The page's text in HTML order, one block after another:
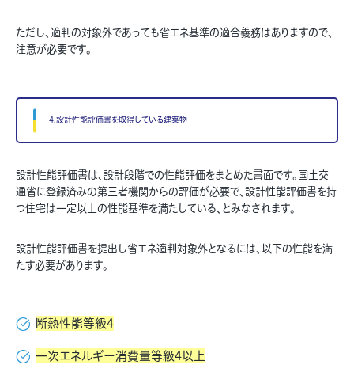
ただし、適判の対象外であっても省エネ基準の適合義務はありますので、
注意が必要です。
4.設計性能評価書を取得している建築物
設計性能評価書は、設計段階での性能評価をまとめた書面です。国土交
通省に登録済みの第三者機関からの評価が必要で、設計性能評価書を持
つ住宅は一定以上の性能基準を満たしている、とみなされます。
設計性能評価書を提出し省エネ適判対象外となるには、以下の性能を満
たす必要があります。
断熱性能等級4
一次エネルギー消費量等級4以上